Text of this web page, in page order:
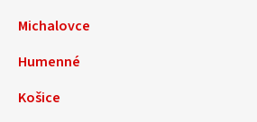
Michalovce
Humenné
Košice